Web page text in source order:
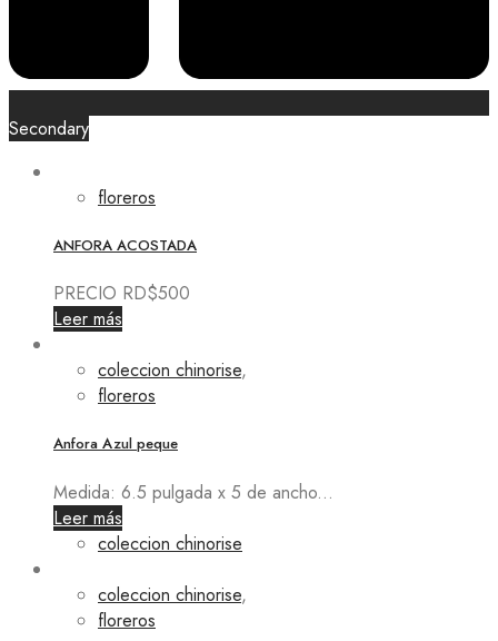
Secondary
floreros
ANFORA ACOSTADA
PRECIO RD$500
Leer más
coleccion chinorise,
floreros
Anfora Azul peque
Medida: 6.5 pulgada x 5 de ancho...
Leer más
coleccion chinorise
coleccion chinorise,
floreros